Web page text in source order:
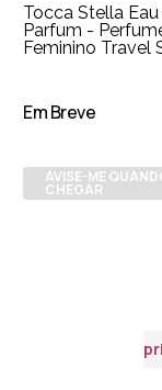
Tocca Stella
Parfum -
Feminino Travel
Em Breve
AVISE-ME
CHEGAR